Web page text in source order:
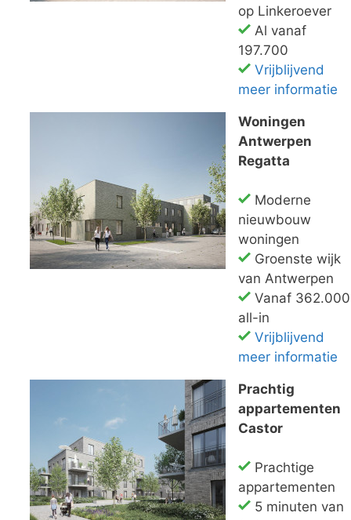
op Linkeroever
Al vanaf
197.700
Vrijblijvend
meer informatie
Woningen
Antwerpen
Regatta
Moderne
nieuwbouw
woningen
Groenste wijk
van Antwerpen
Vanaf 362.000
all-in
Vrijblijvend
meer informatie
Prachtig
appartementen
Castor
Prachtige
appartementen
5 minuten van